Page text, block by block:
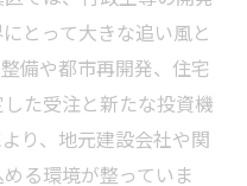
とって大きな追い風と
備や都市再開発、住宅
た受注と新たな投資機
り、地元建設会社や関
る環境が整っていま